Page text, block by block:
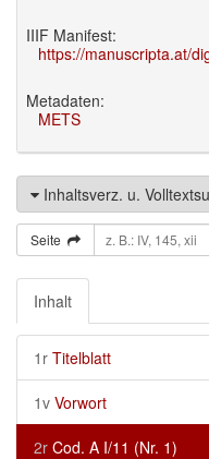
IIIF Manifest:
https://manuscripta.at/
Metadaten:
METS
Inhaltsverz. u.
Seite
Inhalt
1r Titelblatt
1v Vorwort
2r Cod. A I/11 (Nr. 1)